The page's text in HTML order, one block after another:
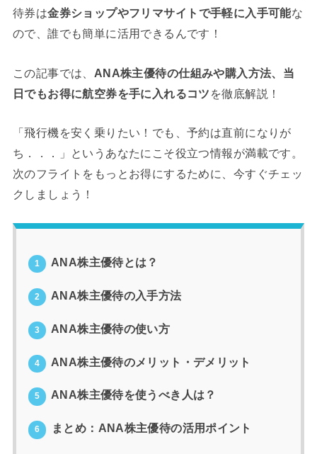
待券は金券ショップやフリマサイトで手軽に入手可能な
ので、誰でも簡単に活用できるんです！
この記事では、 ANA株主優待の仕組みや購入方法、当
日でもお得に航空券を手に入れるコツ を徹底解説！
「飛行機を安く乗りたい！でも、予約は直前になりが
ち．．．」というあなたにこそ役立つ情報が満載です。
次のフライトをもっとお得にするために、今すぐチェッ
クしましょう！
1 ANA株主優待とは？
2 ANA株主優待の入手方法
3 ANA株主優待の使い方
4 ANA株主優待のメリット・デメリット
5 ANA株主優待を使うべき人は？
6 まとめ：ANA株主優待の活用ポイント